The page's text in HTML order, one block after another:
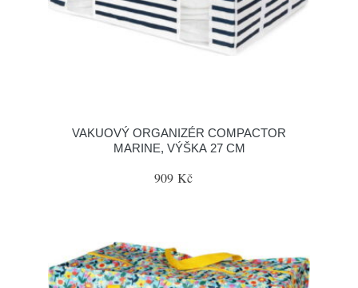
VAKUOVÝ ORGANIZÉR COMPACTOR
MARINE, VÝŠKA 27 CM
909 Kč